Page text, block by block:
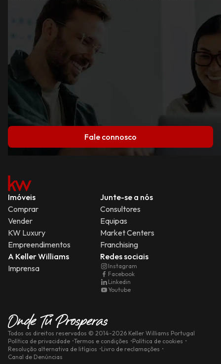
Fale connosco
Imóveis
Comprar
Vender
KW Luxury
Empreendimentos
Junte-se a nós
Consultores
Equipas
Market Centers
Franchising
A Keller Williams
Imprensa
Redes sociais
Instagram
Facebook
Linkedin
Youtube
Todos os direitos reservados © 2014-2026 Keller Williams Portugal
Política de privacidade Termos e condições
Política de cookies
Resolução alternativa de litígios
Livro de reclamações
Canal de Denúncias